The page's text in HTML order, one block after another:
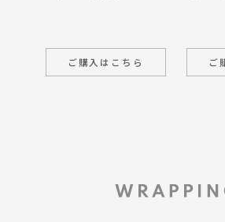
ご購入はこちら